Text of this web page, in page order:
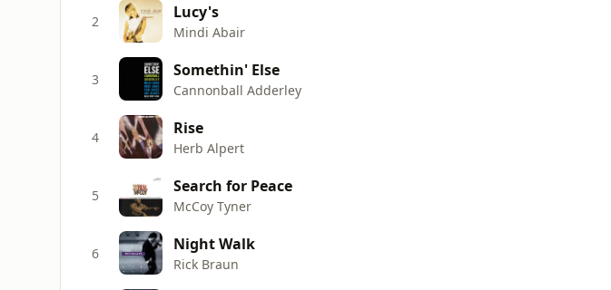
2 Lucy's
Mindi Abair
3 Somethin' Else
Cannonball Adderley
4 Rise
Herb Alpert
5 Search for Peace
McCoy Tyner
6 Night Walk
Rick Braun